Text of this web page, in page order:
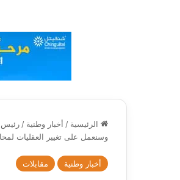
الرئيسية / أخبار وطنية / رئيس
وسنعمل على تغيير العقليات
أخبار وطنية مقابلات